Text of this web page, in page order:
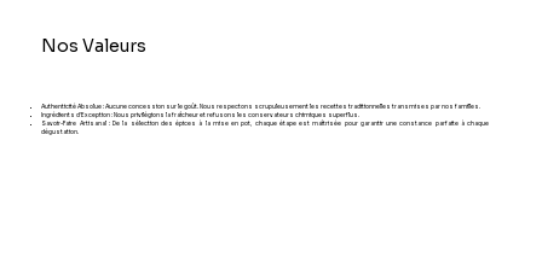
Nos Valeurs
Authenticité Absolue : Aucune concession sur le goût. Nous respectons scrupuleusement les recettes traditionnelles transmises par nos familles.
Ingrédients d'Exception : Nous privilégions la fraîcheur et refusons les conservateurs chimiques superflus.
Savoir-Faire Artisanal : De la sélection des épices à la mise en pot, chaque étape est maîtrisée pour garantir une constance parfaite à chaque
dégustation.